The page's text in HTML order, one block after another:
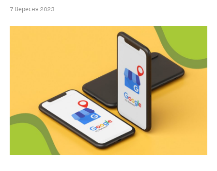
7 Вересня 2023